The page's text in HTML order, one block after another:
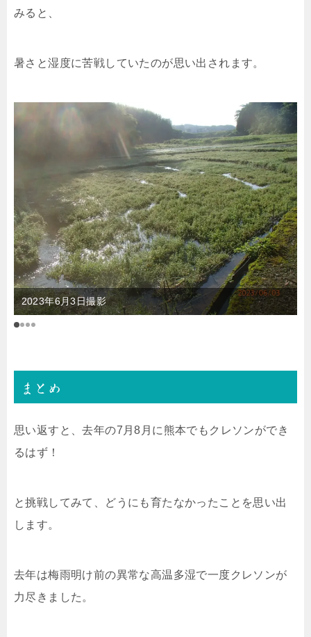
みると、
暑さと湿度に苦戦していたのが思い出されます。
2023年6月3日撮影
まとめ
思い返すと、去年の7月8月に熊本でもクレソンができ
るはず！
と挑戦してみて、どうにも育たなかったことを思い出
します。
去年は梅雨明け前の異常な高温多湿で一度クレソンが
力尽きました。